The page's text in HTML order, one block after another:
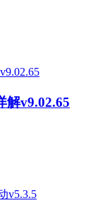
解v9.02.65